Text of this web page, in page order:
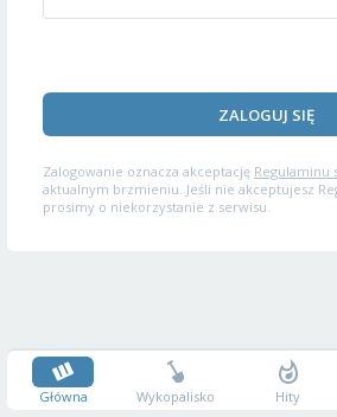
ZALOGUJ SIĘ
Zalogowanie oznacza akceptację Regulaminu
aktualnym brzmieniu. Jeśli nie akceptujesz
prosimy o niekorzystanie z serwisu.
Główna Wykopalisko Hity